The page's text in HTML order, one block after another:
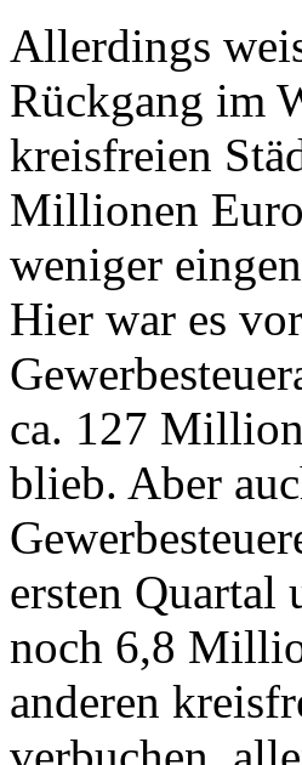
Allerdings
Rückgang im
kreisfreien
Millionen
weniger
Hier war es
ca. 127
blieb. Aber
ersten
noch 6,8
anderen